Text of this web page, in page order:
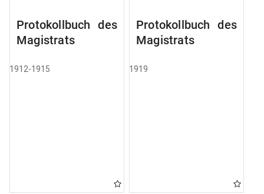
Protokollbuch des
Magistrats
1912-1915
Protokollbuch des
Magistrats
1919